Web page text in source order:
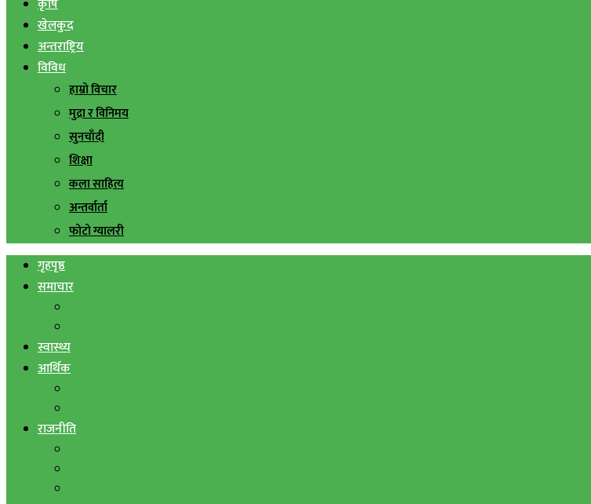
कृषि
खेलकुद
अन्तराष्ट्रिय
विविध
हाम्रो विचार
मुद्रा र विनिमय
सुनचाँदी
शिक्षा
कला साहित्य
अन्तर्वार्ता
फोटो ग्यालरी
गृहपृष्ठ
समाचार
स्वास्थ्य
आर्थिक
राजनीति